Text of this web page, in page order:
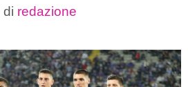
di redazione